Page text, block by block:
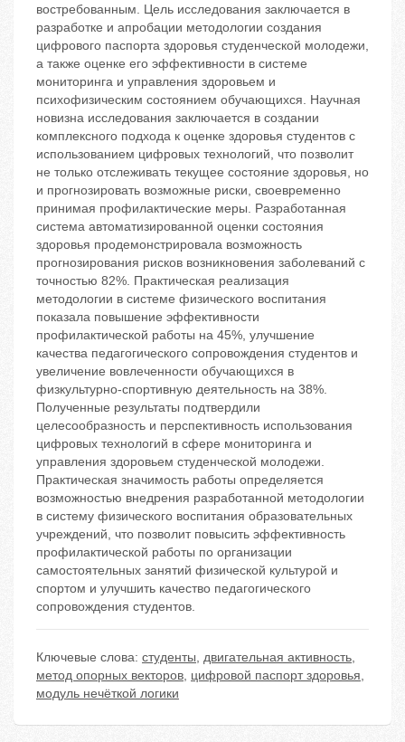
востребованным. Цель исследования заключается в
разработке и апробации методологии создания
цифрового паспорта здоровья студенческой молодежи,
а также оценке его эффективности в системе
мониторинга и управления здоровьем и
психофизическим состоянием обучающихся. Научная
новизна исследования заключается в создании
комплексного подхода к оценке здоровья студентов с
использованием цифровых технологий, что позволит
не только отслеживать текущее состояние здоровья, но
и прогнозировать возможные риски, своевременно
принимая профилактические меры. Разработанная
система автоматизированной оценки состояния
здоровья продемонстрировала возможность
прогнозирования рисков возникновения заболеваний с
точностью 82%. Практическая реализация
методологии в системе физического воспитания
показала повышение эффективности
профилактической работы на 45%, улучшение
качества педагогического сопровождения студентов и
увеличение вовлеченности обучающихся в
физкультурно-спортивную деятельность на 38%.
Полученные результаты подтвердили
целесообразность и перспективность использования
цифровых технологий в сфере мониторинга и
управления здоровьем студенческой молодежи.
Практическая значимость работы определяется
возможностью внедрения разработанной методологии
в систему физического воспитания образовательных
учреждений, что позволит повысить эффективность
профилактической работы по организации
самостоятельных занятий физической культурой и
спортом и улучшить качество педагогического
сопровождения студентов.
Ключевые слова: студенты, двигательная активность,
метод опорных векторов, цифровой паспорт здоровья,
модуль нечёткой логики